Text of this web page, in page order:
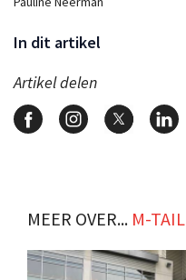
In dit artikel
Artikel delen
MEER OVER... M-TAIL